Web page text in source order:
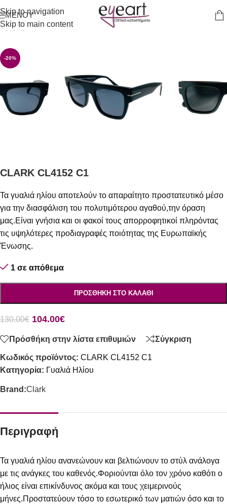
Skip to navigation
Skip to main content
ΜΕΝΟΎ
Αρχική σελίδα/Γυαλιά Ηλίου
-20%
CLARK CL4152 C1
Τα γυαλιά ηλίου αποτελούν το απαραίτητο προστατευτικό μέσο
για την διασφάλιση του πολυτιμότερου αγαθού,την όραση
μας.Είναι γνήσια και οι φακοί τους απορροφητικοί πληρόντας
τις υψηλότερες προδιαγραφές ποιότητας της Ευρωπαϊκής
Ένωσης.
1 σε απόθεμα
ΠΡΟΣΘΉΚΗ ΣΤΟ ΚΑΛΆΘΙ
130.00€ 104.00€
Κωδικός προϊόντος: CLARK CL4152 C1
Κατηγορία: Γυαλιά Ηλίου
Brand:Clark
Πρόσθήκη στην λίστα επιθυμιών Σύγκριση
Περιγραφή
Τα γυαλιά ηλίου ανανεώνουν και βελτιώνουν το στύλ ανάλογα
με τις ανάγκες του καθενός.Φοριούνται όλο τον χρόνο καθότι ο
ήλιος είναι επικίνδυνος ακόμα και τους χειμερινούς
μήνες.Προστατεύουν τόσο το εσωτερικό των ματιών όσο και το